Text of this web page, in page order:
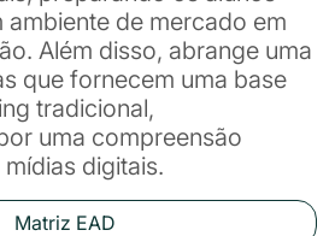
ambiente de mercado em
Além disso, abrange uma
que fornecem uma base
tradicional,
uma compreensão
digitais.
Matriz EAD